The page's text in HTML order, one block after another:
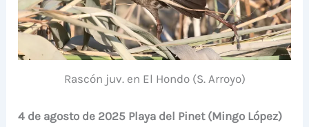
Rascón juv. en El Hondo (S. Arroyo)
4 de agosto de 2025 Playa del Pinet (Mingo López)